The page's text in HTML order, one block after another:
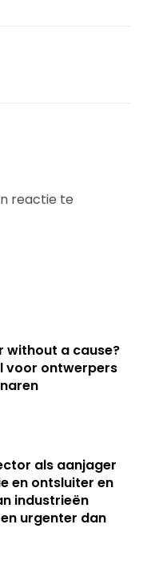
reactie te
without a cause?
voor ontwerpers
als aanjager
en ontsluiter en
industrieën
urgenter dan